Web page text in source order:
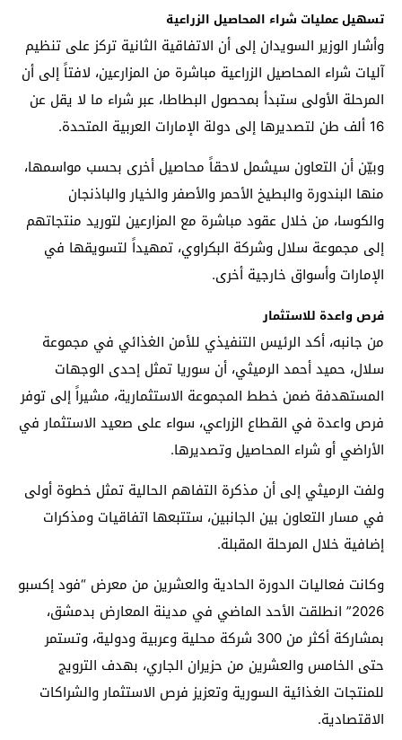
تسهيل عمليات شراء المحاصيل الزراعية
وأشار الوزير السويدان إلى أن الاتفاقية الثانية تركز على تنظيم
آليات شراء المحاصيل الزراعية مباشرة من المزارعين، لافتاً إلى أن
المرحلة الأولى ستبدأ بمحصول البطاطا، عبر شراء ما لا يقل عن
16 ألف طن لتصديرها إلى دولة الإمارات العربية المتحدة.
وبيّن أن التعاون سيشمل لاحقاً محاصيل أخرى بحسب مواسمها،
منها البندورة والبطيخ الأحمر والأصفر والخيار والباذنجان
والكوسا، من خلال عقود مباشرة مع المزارعين لتوريد منتجاتهم
إلى مجموعة سلال وشركة البكراوي، تمهيداً لتسويقها في
الإمارات وأسواق خارجية أخرى.
فرص واعدة للاستثمار
من جانبه، أكد الرئيس التنفيذي للأمن الغذائي في مجموعة
سلال، حميد أحمد الرميثي، أن سوريا تمثل إحدى الوجهات
المستهدفة ضمن خطط المجموعة الاستثمارية، مشيراً إلى توفر
فرص واعدة في القطاع الزراعي، سواء على صعيد الاستثمار في
الأراضي أو شراء المحاصيل وتصديرها.
ولفت الرميثي إلى أن مذكرة التفاهم الحالية تمثل خطوة أولى
في مسار التعاون بين الجانبين، ستتبعها اتفاقيات ومذكرات
إضافية خلال المرحلة المقبلة.
وكانت فعاليات الدورة الحادية والعشرين من معرض “فود إكسبو
2026” انطلقت الأحد الماضي في مدينة المعارض بدمشق،
بمشاركة أكثر من 300 شركة محلية وعربية ودولية، وتستمر
حتى الخامس والعشرين من حزيران الجاري، بهدف الترويج
للمنتجات الغذائية السورية وتعزيز فرص الاستثمار والشراكات
الاقتصادية.